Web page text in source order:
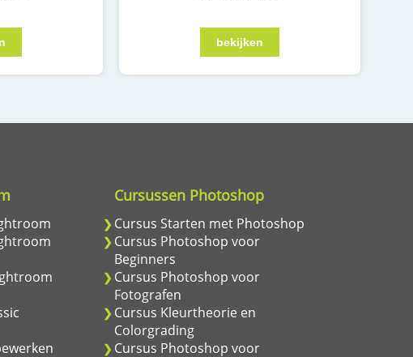
Cursussen Photoshop
Cursus Starten met Photoshop
Cursus Photoshop voor
Beginners
Cursus Photoshop voor
Fotografen
Cursus Kleurtheorie en
Colorgrading
Cursus Photoshop voor